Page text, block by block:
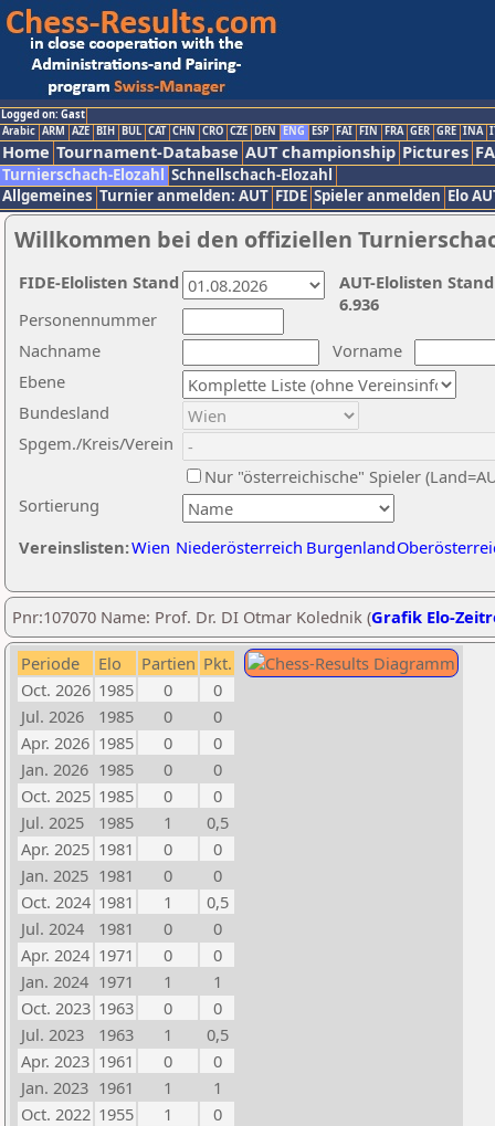
Logged on: Gast
Arabic ARM AZE BIH BUL CAT CHN CRO CZE DEN ENG ESP FAI FIN FRA GER GRE INA
Home Tournament-Database AUT championship Pictures
Turnierschach-Elozahl Schnellschach-Elozahl
Allgemeines Turnier anmelden: AUT FIDE Spieler anmelden Elo
Willkommen bei den offiziellen
Nachname
Vorname
Ebene
Sortierung
Personennummer
Bundesland
Spgem./Kreis/Verein
Nur "österreichische" Spieler
Vereinslisten:Wien Niederösterreich Burgenland
AUT-Elolisten
6.936
FIDE-Elolisten Stand
Pnr:107070 Name: Prof. Dr. DI Otmar Kolednik (Grafik Elo-
Periode Elo Partien Pkt.
Oct. 2026 1985 0
0
Jul. 2026
1985 0
0
Apr. 2026 1985 0
0
Jan. 2026 1985 0
0
Oct. 2025 1985 0
0
Jul. 2025
1985 1
0,5
Apr. 2025 1981 0
0
Jan. 2025 1981 0
0
Oct. 2024 1981 1
0,5
Jul. 2024
1981 0
0
Apr. 2024 1971 0
0
Jan. 2024 1971 1
1
Oct. 2023 1963 0
0
Jul. 2023
1963 1
0,5
Apr. 2023 1961 0
0
Jan. 2023 1961 1
1
Oct. 2022 1955 1
0